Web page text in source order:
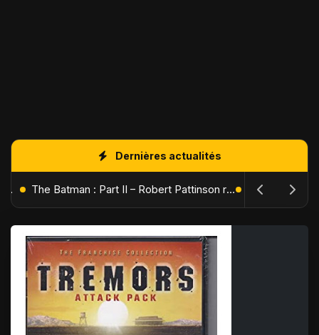
Dernières actualités
L'Âge de Glace : Le Réveil du Volcan – Manny, Sid et Diego de retour pour une aventure explosive The Batman : Part II – Robert Pattinson replonge dans les ténèbres de Gotham dès octobre 2027